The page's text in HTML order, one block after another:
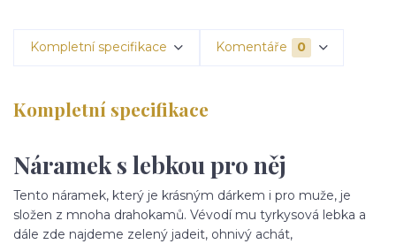
Kompletní specifikace Komentáře 0
Kompletní specifikace
Náramek s lebkou pro něj
Tento náramek, který je krásným dárkem i pro muže, je
složen z mnoha drahokamů. Vévodí mu tyrkysová lebka a
dále zde najdeme zelený jadeit, ohnivý achát,